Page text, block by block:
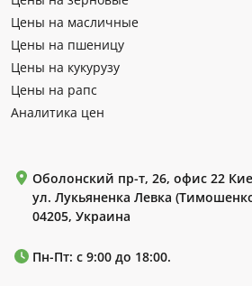
Цены на масличные
Цены на пшеницу
Цены на кукурузу
Цены на рапс
Аналитика цен
Оболонский пр-т, 26, офис 22
ул. Лукьяненка Левка
04205, Украина
Пн-Пт: с 9:00 до 18:00.